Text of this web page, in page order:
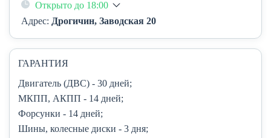
Открыто до 18:00
Адрес: Дрогичин, Заводская 20
ГАРАНТИЯ
Двигатель (ДВС) - 30 дней;
МКПП, АКПП - 14 дней;
Форсунки - 14 дней;
Шины, колесные диски - 3 дня;